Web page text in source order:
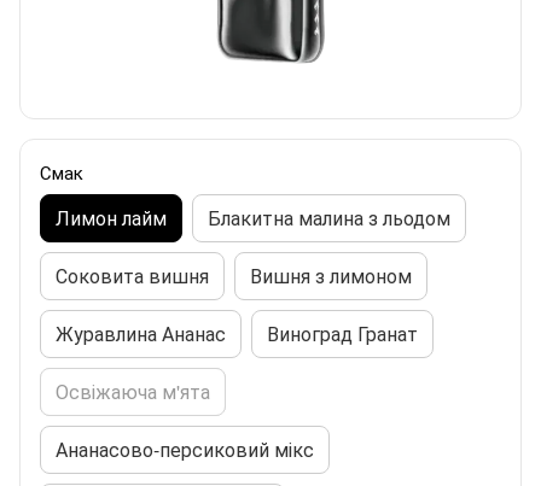
Смак
Лимон лайм Блакитна малина з льодом
Соковита вишня Вишня з лимоном
Журавлина Ананас Виноград Гранат
Освіжаюча м'ята
Ананасово-персиковий мікс